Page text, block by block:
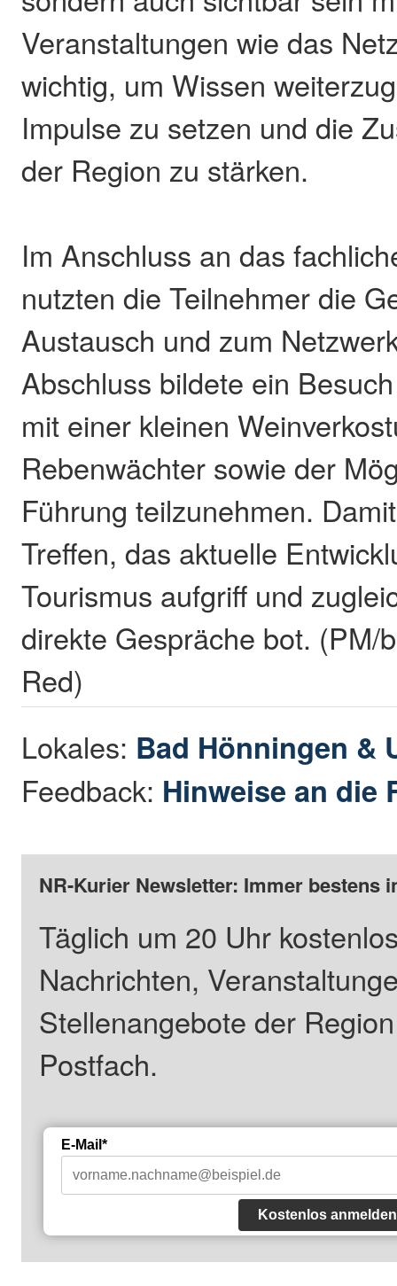
Veranstaltungen wie das
wichtig, um Wissen
Impulse zu setzen und die
der Region zu stärken.
Im Anschluss an das
nutzten die Teilnehmer die
Austausch und zum
Abschluss bildete ein
mit einer kleinen
Rebenwächter sowie der
Führung teilzunehmen.
Treffen, das aktuelle
Tourismus aufgriff und
direkte Gespräche bot. (PM/
Red)
Lokales: Bad Hönningen &
Feedback: Hinweise an die
NR-Kurier Newsletter: Immer bestens
Täglich um 20 Uhr
Nachrichten,
Stellenangebote der
Postfach.
E-Mail*
Kostenlos anmelden